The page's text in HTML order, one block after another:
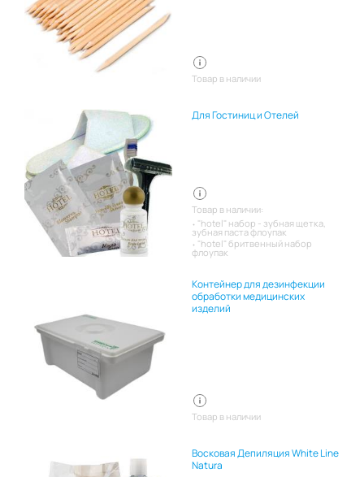
Товар в наличии
Для Гостиниц и Отелей
Товар в наличии:
"hotel" набор - зубная щетка,
зубная паста флоупак
"hotel" бритвенный набор
флоупак
Контейнер для дезинфекции
обработки медицинских
изделий
Товар в наличии
Восковая Депиляция White Line
Natura